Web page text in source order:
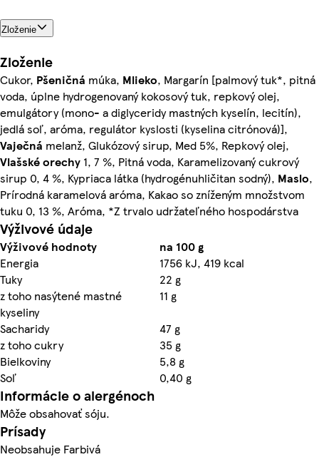
Zloženie
Zloženie
Cukor, Pšeničná múka, Mlieko, Margarín [palmový tuk*, pitná
voda, úplne hydrogenovaný kokosový tuk, repkový olej,
emulgátory (mono- a diglyceridy mastných kyselín, lecitín),
jedlá soľ, aróma, regulátor kyslosti (kyselina citrónová)],
Vaječná melanž, Glukózový sirup, Med 5%, Repkový olej,
Vlašské orechy 1, 7 %, Pitná voda, Karamelizovaný cukrový
sirup 0, 4 %, Kypriaca látka (hydrogénuhličitan sodný), Maslo,
Prírodná karamelová aróma, Kakao so zníženým množstvom
tuku 0, 13 %, Aróma, *Z trvalo udržateľného hospodárstva
Výživové údaje
Výživové hodnoty
na 100 g
Energia
1756 kJ, 419 kcal
Tuky
22 g
z toho nasýtené mastné
kyseliny
11 g
Sacharidy
47 g
z toho cukry
35 g
Bielkoviny
5,8 g
Soľ
0,40 g
Informácie o alergénoch
Môže obsahovať sóju.
Prísady
Neobsahuje Farbivá